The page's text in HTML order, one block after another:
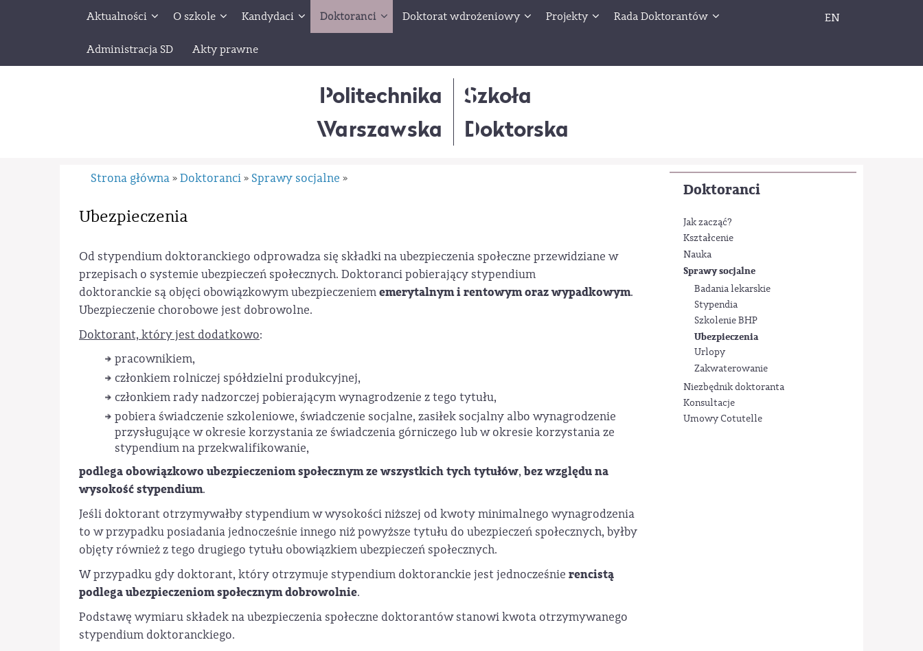
Aktualności O szkole Kandydaci Doktoranci Doktorat wdrożeniowy Projekty Rada Doktorantów
Administracja SD Akty prawne
EN
Politechnika
Warszawska
Szkoła
Doktorska
Doktoranci
Jak zacząć?
Kształcenie
Nauka
Sprawy socjalne
Badania lekarskie
Stypendia
Szkolenie BHP
Ubezpieczenia
Urlopy
Zakwaterowanie
Niezbędnik doktoranta
Konsultacje
Umowy Cotutelle
Strona główna » Doktoranci » Sprawy socjalne »
Ubezpieczenia
Od stypendium doktoranckiego odprowadza się składki na ubezpieczenia społeczne przewidziane w
przepisach o systemie ubezpieczeń społecznych. Doktoranci pobierający stypendium
doktoranckie są objęci obowiązkowym ubezpieczeniememerytalnym i rentowym oraz wypadkowym.
Ubezpieczenie chorobowe jest dobrowolne.
Doktorant, który jest dodatkowo:
pracownikiem,
członkiem rolniczej spółdzielni produkcyjnej,
członkiem rady nadzorczej pobierającym wynagrodzenie z tego tytułu,
pobiera świadczenie szkoleniowe, świadczenie socjalne, zasiłek socjalny albo wynagrodzenie
przysługujące w okresie korzystania ze świadczenia górniczego lub w okresie korzystania ze
stypendium na przekwalifikowanie,
podlega obowiązkowo ubezpieczeniom społecznym ze wszystkich tych tytułów,bez względu na
wysokość stypendium.
Jeśli doktorant otrzymywałby stypendium w wysokości niższej od kwoty minimalnego wynagrodzenia
to w przypadku posiadania jednocześnie innego niż powyższe tytułu do ubezpieczeń społecznych, byłby
objęty również z tego drugiego tytułu obowiązkiem ubezpieczeń społecznych.
W przypadku gdy doktorant, który otrzymuje stypendium doktoranckie jest jednocześnie rencistą
podlega ubezpieczeniom społecznym dobrowolnie.
Podstawę wymiaru składek na ubezpieczenia społeczne doktorantów stanowi kwota otrzymywanego
stypendium doktoranckiego.